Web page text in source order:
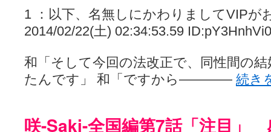
1 ：以下、名無しにかわりましてVIPが
2014/02/22(土) 02:34:53.59 ID:pY3HnhVi0
和「そして今回の法改正で、同性間の
たんです」 和「ですから―――― 続き
咲-Saki-全国編第7話「注目」